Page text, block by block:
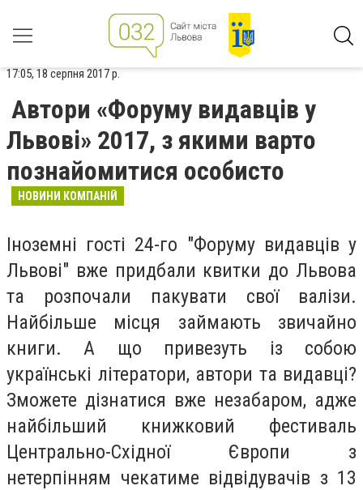
17:05, 18 серпня 2017 р.
Автори «Форуму видавців у
Львові» 2017, з якими варто
познайомитися особисто
НОВИНИ КОМПАНІЙ
Іноземні гості 24-го "Форуму видавців у
Львові" вже придбали квитки до Львова
та розпочали пакувати свої валізи.
Найбільше місця займають звичайно
книги. А що привезуть із собою
українські літератори, автори та видавці?
Зможете дізнатися вже незабаром, адже
найбільший книжковий фестиваль
Центрально-Східної Європи з
нетерпінням чекатиме відвідувачів з 13